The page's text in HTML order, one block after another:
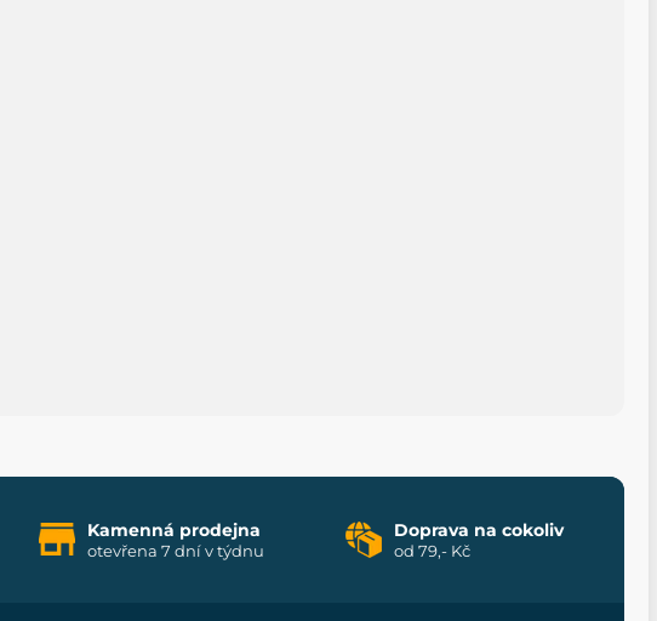
Kamenná prodejna
otevřena 7 dní v týdnu
Doprava na cokoliv
od 79,- Kč